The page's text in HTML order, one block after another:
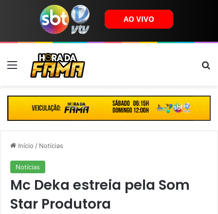
Menu
Início / Notícias
Notícias
Mc Deka estreia pela Som
Star Produtora